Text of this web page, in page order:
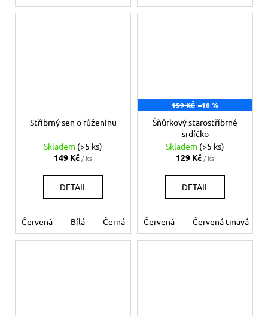
Stříbrný sen o růženínu
Skladem (>5 ks)
149 Kč / ks
DETAIL
Červená Bílá Černá Růžová Modrá světlá
159 KČ –18 %
Šňůrkový starostříbrné
srdíčko
Skladem (>5 ks)
129 Kč / ks
DETAIL
Červená Červená tmavá